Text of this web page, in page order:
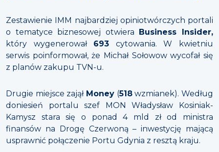
Zestawienie IMM najbardziej opiniotwórczych portali
o tematyce biznesowej otwiera Business Insider,
który wygenerował 693 cytowania. W kwietniu
serwis poinformował, że Michał Sołowow wycofał się
z planów zakupu TVN-u.
Drugie miejsce zajął Money (518wzmianek). Według
doniesień portalu szef MON Władysław Kosiniak-
Kamysz stara się o ponad 4 mld zł od ministra
finansów na Drogę Czerwoną – inwestycję mającą
usprawnić połączenie Portu Gdynia z resztą kraju.